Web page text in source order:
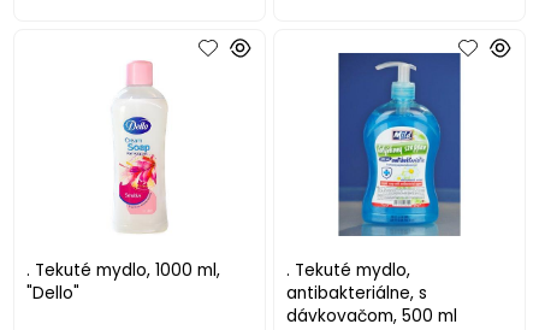
. Tekuté mydlo, 1000 ml,
"Dello"
. Tekuté mydlo,
antibakteriálne, s
dávkovačom, 500 ml